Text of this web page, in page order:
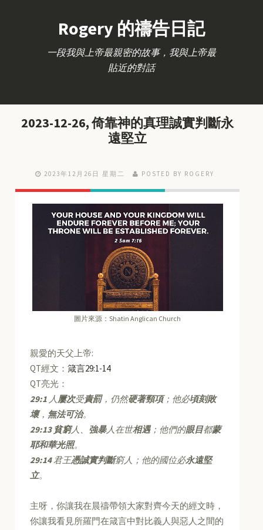
Rogery 的禱告日記
一段我與上帝最親密的故事，我與上帝最
貼近的對話
2023-12-26, 倚靠神的真理誠實判斷永
遠堅立
2023年12月26日 星期二 POSTED BY ROGERY
圖片來源：Shatin Anglican Church
親愛的天父上帝:
QT經文：箴言29:1-14
QT亮光：
29:1 人屢次受責罰，仍然硬著頸項；他必頃刻敗
壞， 無法可治。
29:13 貧窮人、 強暴人在世相遇；他們的眼目都蒙
耶和華光照。
29:14君王憑誠實判斷窮人；他的國位必永遠堅
立。
主呀，你讓我在晨禱帶領大家對齊今天的經文時，
你讓我看見所羅門在箴言中對比義人與惡人之間的